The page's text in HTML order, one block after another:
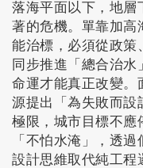
落海平面以下，地層
著的危機。單靠加高
能治標，必須從政策
同步推進「總合治水
命運才能真正改變。
源提出「為失敗而設
極限，城市目標不應
「不怕水淹」，透
設計思維取代純工程